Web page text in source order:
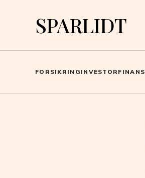
SPARLIDT
FORSIKRINGINVESTORFINANS